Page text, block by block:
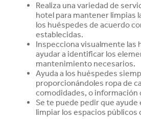
Realiza una variedad de
hotel para mantener limpias
los huéspedes de acuerdo
establecidas.
Inspecciona visualmente las
ayudar a identificar los
mantenimiento necesarios.
Ayuda a los huéspedes
proporcionándoles ropa de
comodidades, o información
Se te puede pedir que ayude
limpiar los espacios públicos